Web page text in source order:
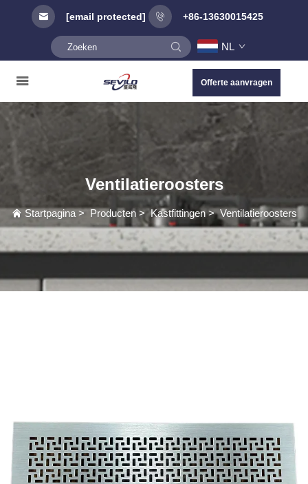
[email protected] +86-13630015425
NL
Offerte aanvragen
Ventilatieroosters
Startpagina> Producten>Kastfittingen>Ventilatieroosters